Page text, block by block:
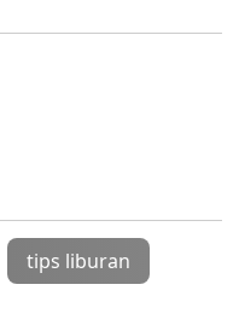
tips liburan